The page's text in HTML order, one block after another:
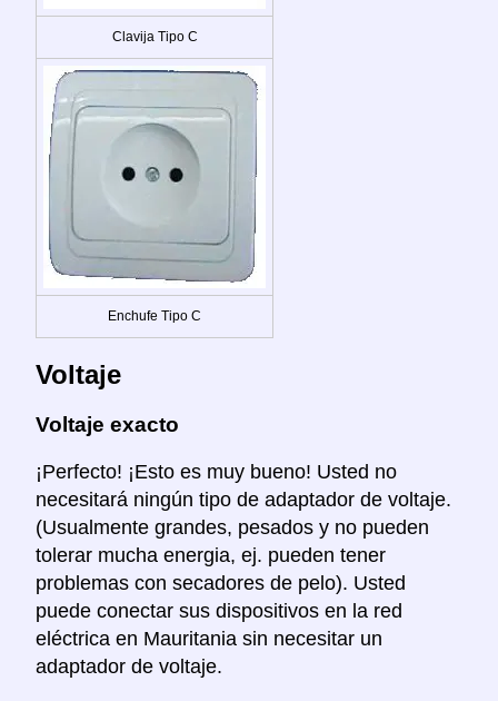
Clavija Tipo C
Enchufe Tipo C
Voltaje
Voltaje exacto
¡Perfecto! ¡Esto es muy bueno! Usted no
necesitará ningún tipo de adaptador de voltaje.
(Usualmente grandes, pesados y no pueden
tolerar mucha energia, ej. pueden tener
problemas con secadores de pelo). Usted
puede conectar sus dispositivos en la red
eléctrica en Mauritania sin necesitar un
adaptador de voltaje.